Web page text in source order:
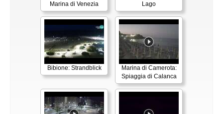
Marina di Venezia
Lago
Bibione: Strandblick
Marina di Camerota:
Spiaggia di Calanca